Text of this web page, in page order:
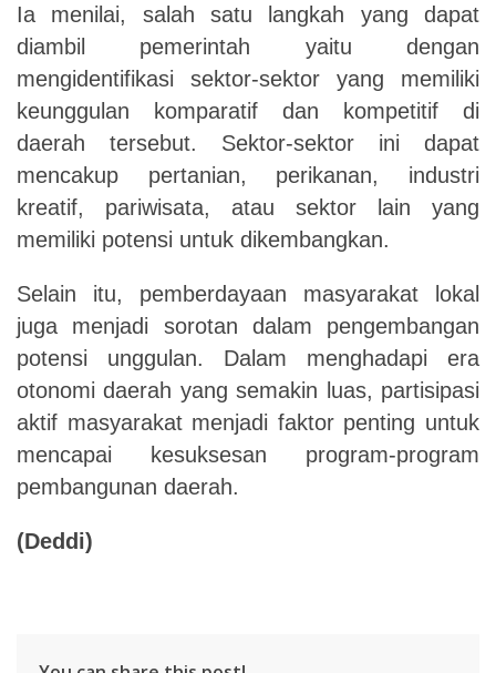
Ia menilai, salah satu langkah yang dapat
diambil pemerintah yaitu dengan
mengidentifikasi sektor-sektor yang memiliki
keunggulan komparatif dan kompetitif di
daerah tersebut. Sektor-sektor ini dapat
mencakup pertanian, perikanan, industri
kreatif, pariwisata, atau sektor lain yang
memiliki potensi untuk dikembangkan.
Selain itu, pemberdayaan masyarakat lokal
juga menjadi sorotan dalam pengembangan
potensi unggulan. Dalam menghadapi era
otonomi daerah yang semakin luas, partisipasi
aktif masyarakat menjadi faktor penting untuk
mencapai kesuksesan program-program
pembangunan daerah.
(Deddi)